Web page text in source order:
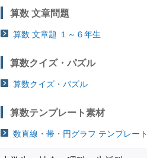
算数 文章問題
算数 文章題 １～６年生
算数クイズ・パズル
算数クイズ・パズル
算数テンプレート素材
数直線・帯・円グラフ テンプレート